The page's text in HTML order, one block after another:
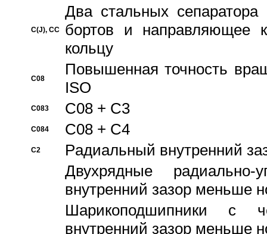
C(J), CC
Два стальных сепаратора
бортов и направляющее
кольцу
C08
Повышенная точность
ISO
C083 C08 + C3
C084 C08 + C4
C2
Pадиальный внутренний
Двухрядные радиально-
внутренний зазор меньше
Шарикоподшипники с
внутренний зазор меньше